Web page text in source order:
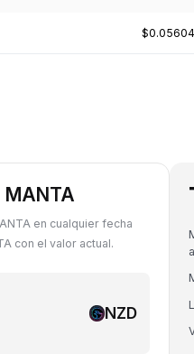
en cualquier fecha
con el valor actual.
NZD